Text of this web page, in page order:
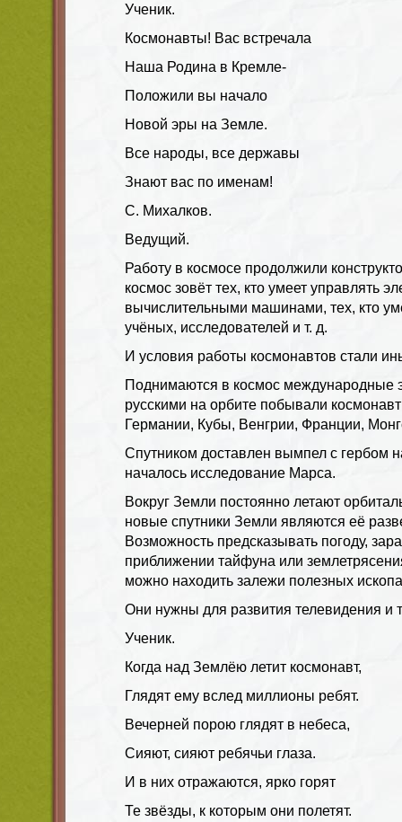
Ученик.
Космонавты! Вас встречала
Наша Родина в Кремле-
Положили вы начало
Новой эры на Земле.
Все народы, все державы
Знают вас по именам!
С. Михалков.
Ведущий.
Работу в космосе продолжили
космос зовёт тех, кто умеет управлять
вычислительными машинами, тех, кто
учёных, исследователей и т. д.
И условия работы космонавтов стали
Поднимаются в космос международные
русскими на орбите побывали
Германии, Кубы, Венгрии, Франции,
Спутником доставлен вымпел с гербом
началось исследование Марса.
Вокруг Земли постоянно летают
новые спутники Земли являются её
Возможность предсказывать погоду,
приближении тайфуна или
можно находить залежи полезных
Они нужны для развития телевидения и
Ученик.
Когда над Землёю летит космонавт,
Глядят ему вслед миллионы ребят.
Вечерней порою глядят в небеса,
Сияют, сияют ребячьи глаза.
И в них отражаются, ярко горят
Те звёзды, к которым они полетят.